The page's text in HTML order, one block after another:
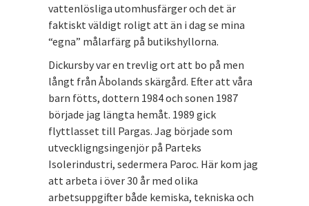
vattenlösliga utomhusfärger och det är
faktiskt väldigt roligt att än i dag se mina
“egna” målarfärg på butikshyllorna.
Dickursby var en trevlig ort att bo på men
långt från Åbolands skärgård. Efter att våra
barn fötts, dottern 1984 och sonen 1987
började jag längta hemåt. 1989 gick
flyttlasset till Pargas. Jag började som
utveckligngsingenjör på Parteks
Isolerindustri, sedermera Paroc. Här kom jag
att arbeta i över 30 år med olika
arbetsuppgifter både kemiska, tekniska och